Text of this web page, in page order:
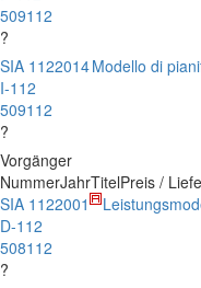
509112
?
SIA 112
I-112
509112
?
2014Modello di
Vorgänger
NummerJahrTitelPreis /
SIA 112
D-112
508112
?
2001